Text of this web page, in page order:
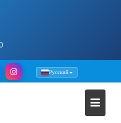
Русский